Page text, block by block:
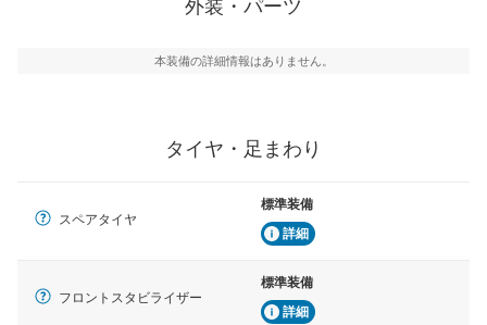
外装・パーツ
本装備の詳細情報はありません。
タイヤ・足まわり
スペアタイヤ
標準装備
詳細
フロントスタビライザー
標準装備
詳細